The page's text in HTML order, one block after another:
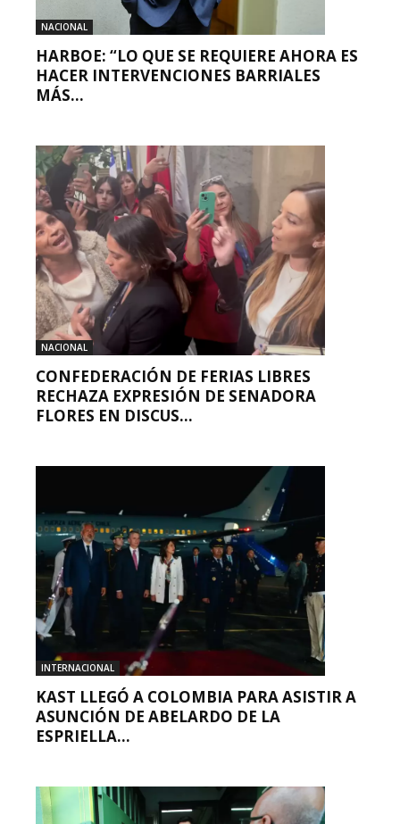
NACIONAL
HARBOE: “LO QUE SE REQUIERE AHORA ES
HACER INTERVENCIONES BARRIALES
MÁS...
NACIONAL
CONFEDERACIÓN DE FERIAS LIBRES
RECHAZA EXPRESIÓN DE SENADORA
FLORES EN DISCUS...
INTERNACIONAL
KAST LLEGÓ A COLOMBIA PARA ASISTIR A
ASUNCIÓN DE ABELARDO DE LA
ESPRIELLA...